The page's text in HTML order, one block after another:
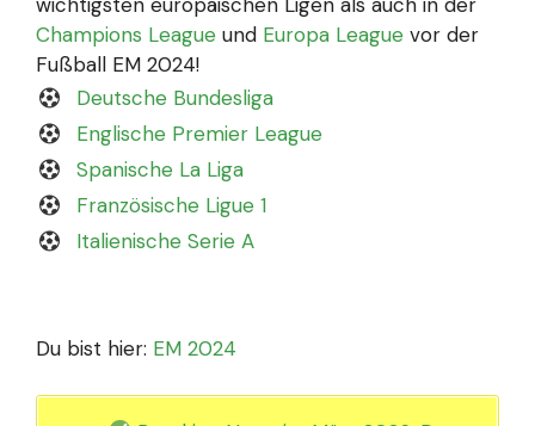
Champions League und Europa League vor der
Fußball EM 2024!
Deutsche Bundesliga
Englische Premier League
Spanische La Liga
Französische Ligue 1
Italienische Serie A
Du bist hier: EM 2024